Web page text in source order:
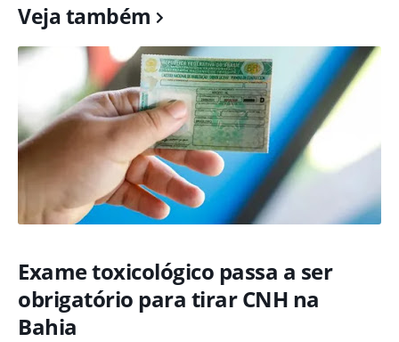
Veja também
Exame toxicológico passa a ser
obrigatório para tirar CNH na
Bahia